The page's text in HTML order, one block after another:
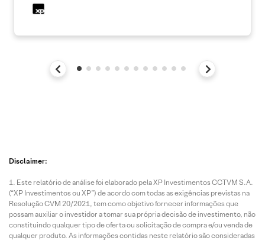
Disclaimer:
Este relatório de análise foi elaborado pela XP Investimentos CCTVM S.A.
(“XP Investimentos ou XP”) de acordo com todas as exigências previstas na
Resolução CVM 20/2021, tem como objetivo fornecer informações que
possam auxiliar o investidor a tomar sua própria decisão de investimento, não
constituindo qualquer tipo de oferta ou solicitação de compra e/ou venda de
qualquer produto. As informações contidas neste relatório são consideradas